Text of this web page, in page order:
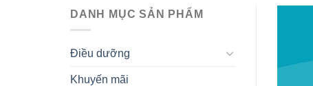
DANH MỤC SẢN PHẨM
Điều dưỡng
Khuyến mãi